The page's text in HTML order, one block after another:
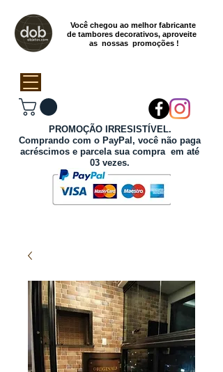
Você chegou ao melhor fabricante
de tambores decorativos, aproveite
as nossas promoções !
PROMOÇÃO IRRESISTÍVEL.
Comprando com o PayPal, você não paga
acréscimos e parcela sua compra em até
03 vezes.